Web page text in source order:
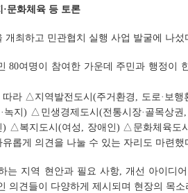
·문화체육 등 토론
개최하고 민관협치 실행 사업 발굴에 나섰
80여명이 참여한 가운데 주민과 행정이
라 △지역발전도시(주거환경, 도로·보
지) △민생경제도시(전통시장·골목상권
) △복지도시(여성, 장애인) △문화체육도
롭게 의견을 나눌 수 있는 자리도 마련했
는 지역 현안과 필요 사항, 개선 아이디
의견들이 다양하게 제시되며 현장의 목